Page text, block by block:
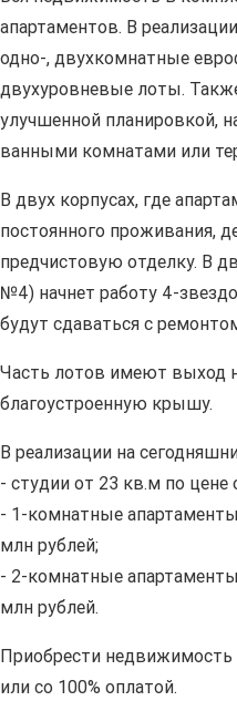
апартаментов. В
одно-, двухкомнатные
двухуровневые лоты.
улучшенной планировкой,
ванными комнатами или
В двух корпусах, где
постоянного проживания,
предчистовую отделку. В
№4) начнет работу 4-
будут сдаваться с
Часть лотов имеют выход
благоустроенную крышу.
В реализации на
- студии от 23 кв.м по цене
- 1-комнатные
млн рублей;
- 2-комнатные
млн рублей.
Приобрести недвижимость
или со 100% оплатой.